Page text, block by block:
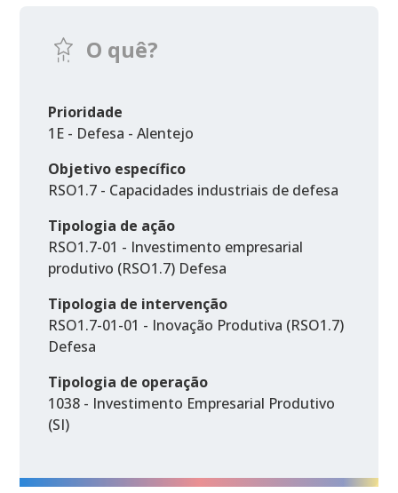
O quê?
Prioridade
1E - Defesa - Alentejo
Objetivo específico
RSO1.7 - Capacidades industriais de defesa
Tipologia de ação
RSO1.7-01 - Investimento empresarial
produtivo (RSO1.7) Defesa
Tipologia de intervenção
RSO1.7-01-01 - Inovação Produtiva (RSO1.7)
Defesa
Tipologia de operação
1038 - Investimento Empresarial Produtivo
(SI)